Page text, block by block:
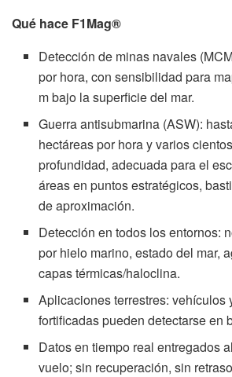
Qué hace F1Mag®
Detección de minas navales
por hora, con sensibilidad para
m bajo la superficie del mar.
Guerra antisubmarina (ASW):
hectáreas por hora y varios
profundidad, adecuada para el
áreas en puntos estratégicos,
de aproximación.
Detección en todos los entornos:
por hielo marino, estado del mar,
capas térmicas/haloclina.
Aplicaciones terrestres: vehículos
fortificadas pueden detectarse en
Datos en tiempo real entregados
vuelo; sin recuperación, sin